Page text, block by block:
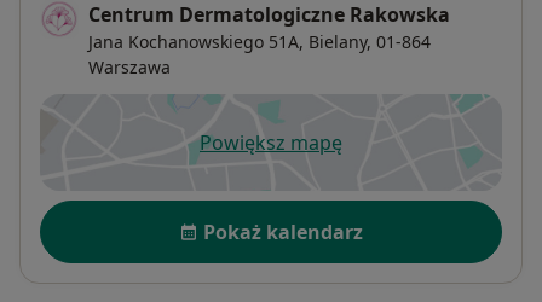
Centrum Dermatologiczne Rakowska
Jana Kochanowskiego 51A, Bielany, 01-864
Warszawa
Powiększ mapęotwiera się w nowej karcie
Dostępność
Pokaż kalendarz